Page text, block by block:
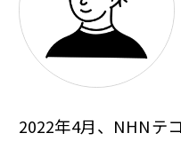
2022年4月、NHNテ